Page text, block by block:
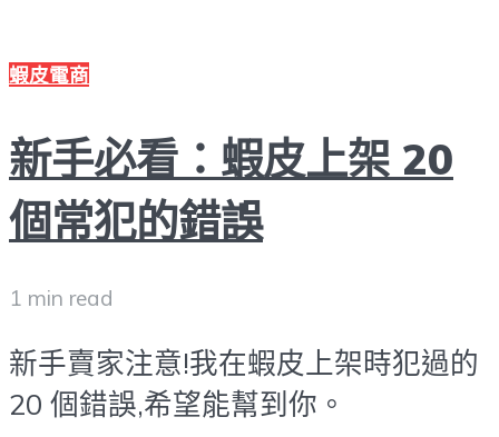
蝦皮電商
新手必看：蝦皮上架 20
個常犯的錯誤
1 min read
新手賣家注意!我在蝦皮上架時犯過的
20 個錯誤,希望能幫到你。